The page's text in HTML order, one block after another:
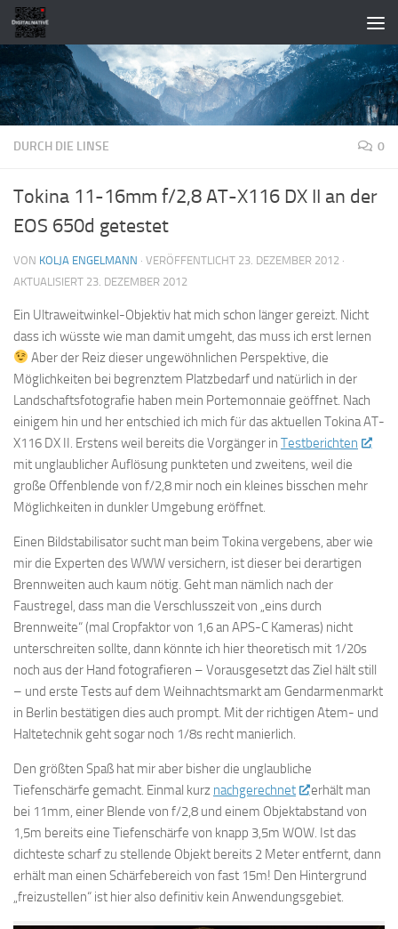
Zum Inhalt springen
DURCH DIE LINSE 0
Tokina 11-16mm f/2,8 AT-X116 DX II an der
EOS 650d getestet
VON KOLJA ENGELMANN · VERÖFFENTLICHT 23. DEZEMBER 2012 ·
AKTUALISIERT 23. DEZEMBER 2012
Ein Ultraweitwinkel-Objektiv hat mich schon länger gereizt. Nicht
dass ich wüsste wie man damit umgeht, das muss ich erst lernen
Aber der Reiz dieser ungewöhnlichen Perspektive, die
Möglichkeiten bei begrenztem Platzbedarf und natürlich in der
Landschaftsfotografie haben mein Portemonnaie geöffnet. Nach
einigem hin und her entschied ich mich für das aktuellen Tokina AT-
X116 DX II. Erstens weil bereits die Vorgänger in Testberichten
mit unglaublicher Auflösung punkteten und zweitens, weil die
große Offenblende von f/2,8 mir noch ein kleines bisschen mehr
Möglichkeiten in dunkler Umgebung eröffnet.
Einen Bildstabilisator sucht man beim Tokina vergebens, aber wie
mir die Experten des WWW versichern, ist dieser bei derartigen
Brennweiten auch kaum nötig. Geht man nämlich nach der
Faustregel, dass man die Verschlusszeit von „eins durch
Brennweite“ (mal Cropfaktor von 1,6 an APS-C Kameras) nicht
unterschreiten sollte, dann könnte ich hier theoretisch mit 1/20s
noch aus der Hand fotografieren – Vorausgesetzt das Ziel hält still
– und erste Tests auf dem Weihnachtsmarkt am Gendarmenmarkt
in Berlin bestätigen dies auch prompt. Mit der richtigen Atem- und
Haltetechnik geht sogar noch 1/8s recht manierlich.
Den größten Spaß hat mir aber bisher die unglaubliche
Tiefenschärfe gemacht. Einmal kurz nachgerechnet
erhält man
bei 11mm, einer Blende von f/2,8 und einem Objektabstand von
1,5m bereits eine Tiefenschärfe von knapp 3,5m WOW. Ist das
dichteste scharf zu stellende Objekt bereits 2 Meter entfernt, dann
erhält man einen Schärfebereich von fast 15m! Den Hintergrund
„freizustellen“ ist hier also definitiv kein Anwendungsgebiet.